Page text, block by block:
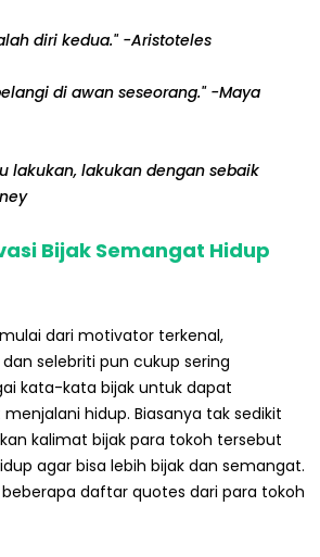
diri kedua." -Aristoteles
di awan seseorang." -Maya
lakukan, lakukan dengan sebaik
Bijak Semangat Hidup
dari motivator terkenal,
selebriti pun cukup sering
kata-kata bijak untuk dapat
hidup. Biasanya tak sedikit
kalimat bijak para tokoh tersebut
agar bisa lebih bijak dan semangat.
beberapa daftar quotes dari para tokoh